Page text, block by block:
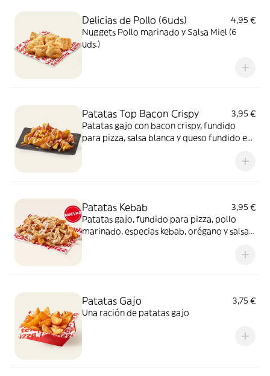
Delicias de Pollo (6uds)
4,95 €
Nuggets Pollo marinado y Salsa Miel (6
uds.)
Patatas Top Bacon Crispy
3,95 €
Patatas gajo con bacon crispy, fundido
para pizza, salsa blanca y queso fundido en
Patatas Kebab
3,95 €
Patatas gajo, fundido para pizza, pollo
marinado, especias kebab, orégano y salsa
Patatas Gajo
3,75 €
Una ración de patatas gajo